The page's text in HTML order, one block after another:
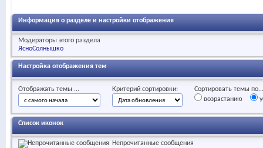
Информация о разделе и настройки отображения
Модераторы этого раздела
ЯсноСолнышко
Настройка отображения тем
Отображать темы ... Критерий сортировки:
Сортировать темы по...
возрастанию
Список иконок
Непрочитанные сообщения